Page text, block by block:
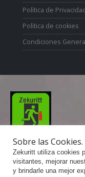
Política de
Política de cookies
Condiciones
Zekuritt TM; Copyright
Sobre las Cookies.
Zekuritt utiliza cookies
visitantes, mejorar
y brindarle una mejor